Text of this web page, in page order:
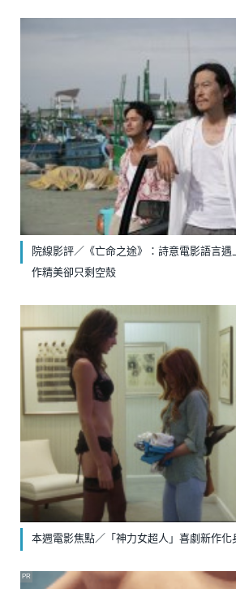
院線影評／《亡命之途》：詩意電影語言
作精美卻只剩空殼
本週電影焦點／「神力女超人」喜劇新作化
PR